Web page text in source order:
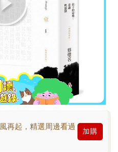
再起，精選周邊看過
加購